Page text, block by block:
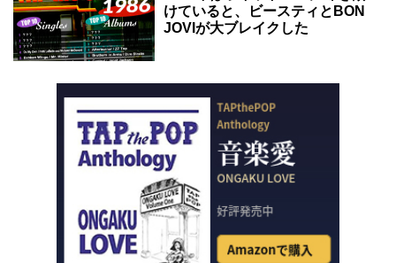
けていると、ビースティとBON
JOVIが大ブレイクした